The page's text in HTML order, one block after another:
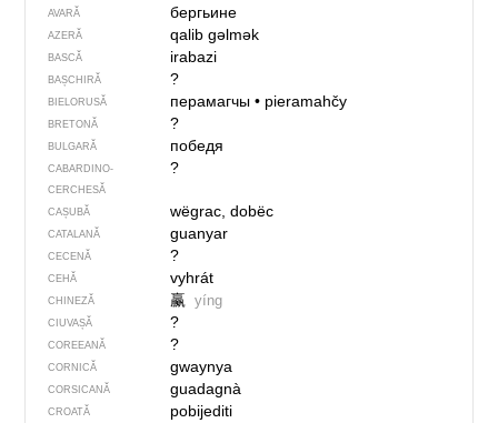
AVARĂ бергьине
AZERĂ qalib gəlmək
BASCĂ irabazi
BAȘCHIRĂ ?
BIELORUSĂ перамагчы• pieramahčy
BRETONĂ ?
BULGARĂ победя
CABARDINO-
CERCHESĂ
?
CAȘUBĂ wëgrac, dobëc
CATALANĂ guanyar
CECENĂ ?
CEHĂ vyhrát
CHINEZĂ 赢 yíng
CIUVAȘĂ ?
COREEANĂ ?
CORNICĂ gwaynya
CORSICANĂ guadagnà
CROATĂ pobijediti